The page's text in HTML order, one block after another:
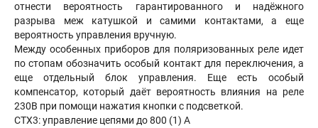
отнести вероятность гарантированного и надёжного
разрыва меж катушкой и самими контактами, а еще
вероятность управления вручную.
Между особенных приборов для поляризованных реле идет
по стопам обозначить особый контакт для переключения, а
еще отдельный блок управления. Еще есть особый
компенсатор, который даёт вероятность влияния на реле
230В при помощи нажатия кнопки с подсветкой.
CTX3: управление цепями до 800 (1) A